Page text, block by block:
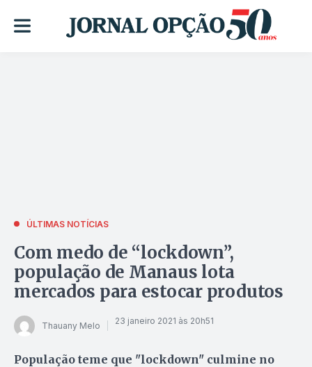
ÚLTIMAS NOTÍCIAS
Com medo de “lockdown”,
população de Manaus lota
mercados para estocar produtos
Thauany Melo 23 janeiro 2021 às 20h51
População teme que "lockdown" culmine no